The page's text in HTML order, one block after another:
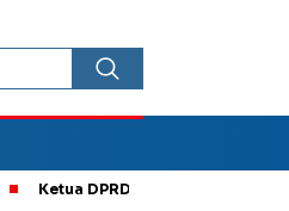
Ketua DPRD Kota Madiun Sebut